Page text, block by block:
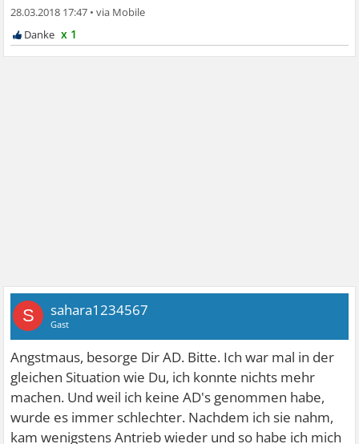
28.03.2018 17:47 •
x 1
S sahara1234567
Gast
Angstmaus, besorge Dir AD. Bitte. Ich war mal in der
gleichen Situation wie Du, ich konnte nichts mehr
machen. Und weil ich keine AD's genommen habe,
wurde es immer schlechter. Nachdem ich sie nahm,
kam wenigstens Antrieb wieder und so habe ich mich